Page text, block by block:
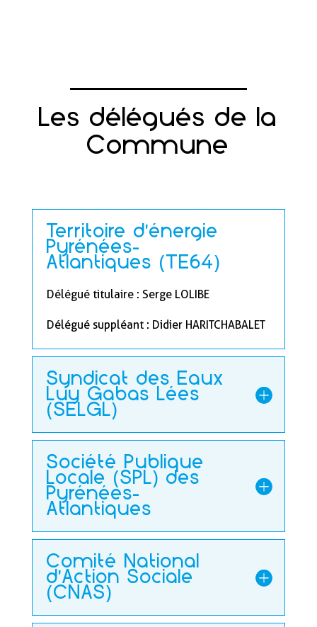
Les délégués de la
Commune
Territoire d'énergie
Pyrénées-
Atlantiques (TE64)
Délégué titulaire : Serge LOLIBE
Délégué suppléant : Didier HARITCHABALET
Syndicat des Eaux
Luy Gabas Lées
(SELGL)
Société Publique
Locale (SPL) des
Pyrénées-
Atlantiques
Comité National
d'Action Sociale
(CNAS)